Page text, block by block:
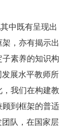
中既有呈现出
，亦有揭示出
素养的知识构
展水平教师所
我们在构建教
到框架的普适
队，在国家层